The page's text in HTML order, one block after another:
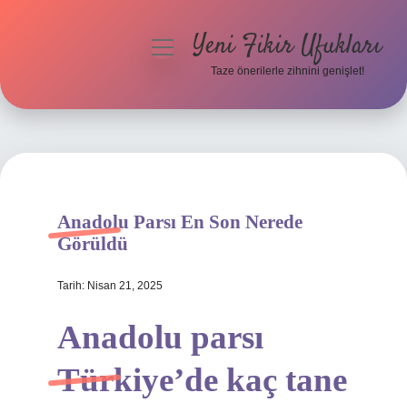
Hakkımızda
menüyüYeni Fikir Ufukları
Taze önerilerle zihnini genişlet!
Anadolu Parsı En Son Nerede
Görüldü
Tarih: Nisan 21, 2025
Anadolu parsı
Türkiye’de kaç tane